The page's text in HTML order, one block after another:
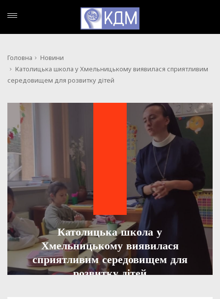
Головна
Новини
Католицька школа у Хмельницькому виявилася сприятливим
середовищем для розвитку дітей
Католицька школа у
Хмельницькому виявилася
сприятливим середовищем для
розвитку дітей